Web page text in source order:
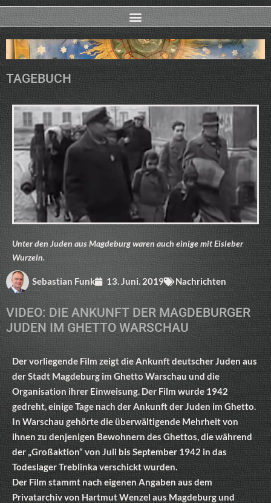
TAGEBUCH
Unter den Juden aus Magdeburg waren auch einige mit Eisleber
Wurzeln.
Sebastian Funk 13. Juni. 2019 Nachrichten
VIDEO: DIE ANKUNFT DER MAGDEBURGER
JUDEN IM GHETTO WARSCHAU
Der vorliegende Film zeigt die Ankunft deutscher Juden aus
der Stadt Magdeburg im Ghetto Warschau und die
Organisation ihrer Einweisung. Der Film wurde 1942
gedreht, einige Tage nach der Ankunft der Juden im Ghetto.
In Warschau gehörte die überwältigende Mehrheit von
ihnen zu denjenigen Bewohnern des Ghettos, die während
der „Großaktion“ von Juli bis September 1942 in das
Todeslager Treblinka verschickt wurden.
Der Film stammt nach eigenen Angaben aus dem
Privatarchiv von Hartmut Wenzel aus Magdeburg und